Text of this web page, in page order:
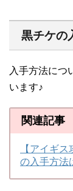
黒チケの
入手方法につ
います♪
関連記事
【アイギ
の入手方法